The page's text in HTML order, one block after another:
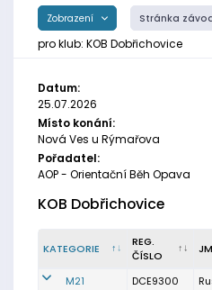
Zobrazení Stránka
pro klub: KOB Dobřichovice
Datum:
25.07.2026
Místo konání:
Nová Ves u Rýmařova
Pořadatel:
AOP - Orientační Běh Opava
KOB Dobřichovice
KATEGORIE
REG.
ČÍSLO
M21 DCE9300